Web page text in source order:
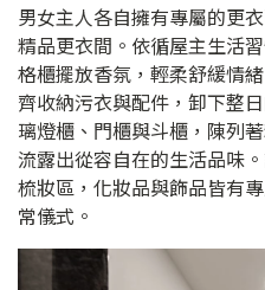
男女主人各自擁有專屬的更
精品更衣間。依循屋主生活
格櫃擺放香氛，輕柔舒緩情
齊收納污衣與配件，卸下整
璃燈櫃、門櫃與斗櫃，陳列
流露出從容自在的生活品味
梳妝區，化妝品與飾品皆有
常儀式。